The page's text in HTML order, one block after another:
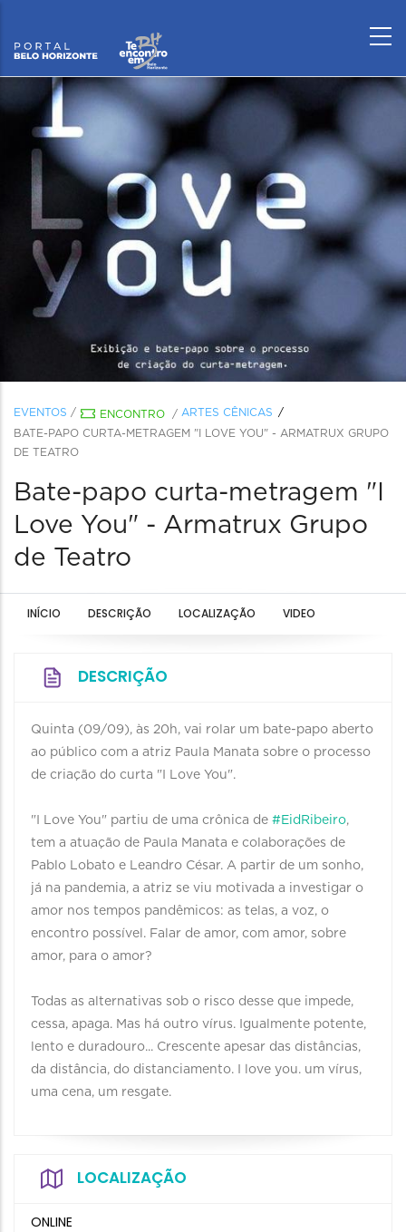
EVENTOS / ENCONTRO / ARTES CÊNICAS
BATE-PAPO CURTA-METRAGEM "I LOVE YOU" - ARMATRUX GRUPO
DE TEATRO
Bate-papo curta-metragem "I
Love You" - Armatrux Grupo
de Teatro
INÍCIO DESCRIÇÃO LOCALIZAÇÃO VIDEO
DESCRIÇÃO
Quinta (09/09), às 20h, vai rolar um bate-papo aberto
ao público com a atriz Paula Manata sobre o processo
de criação do curta "I Love You".
"I Love You" partiu de uma crônica de #EidRibeiro,
tem a atuação de Paula Manata e colaborações de
Pablo Lobato e Leandro César. A partir de um sonho,
já na pandemia, a atriz se viu motivada a investigar o
amor nos tempos pandêmicos: as telas, a voz, o
encontro possível. Falar de amor, com amor, sobre
amor, para o amor?
Todas as alternativas sob o risco desse que impede,
cessa, apaga. Mas há outro vírus. Igualmente potente,
lento e duradouro... Crescente apesar das distâncias,
da distância, do distanciamento. I love you. um vírus,
uma cena, um resgate.
LOCALIZAÇÃO
ONLINE